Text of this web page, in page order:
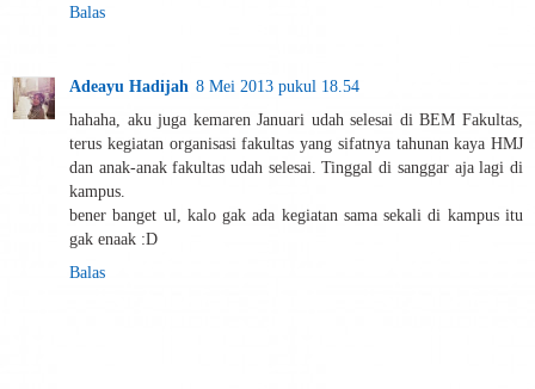
Balas
Adeayu Hadijah 8 Mei 2013 pukul 18.54
hahaha, aku juga kemaren Januari udah selesai di BEM Fakultas,
terus kegiatan organisasi fakultas yang sifatnya tahunan kaya HMJ
dan anak-anak fakultas udah selesai. Tinggal di sanggar aja lagi di
kampus.
bener banget ul, kalo gak ada kegiatan sama sekali di kampus itu
gak enaak :D
Balas